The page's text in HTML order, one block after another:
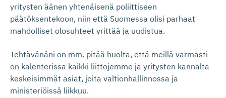
yritysten äänen yhtenäisenä poliittiseen
päätöksentekoon, niin että Suomessa olisi parhaat
mahdolliset olosuhteet yrittää ja uudistua.
Tehtävänäni on mm. pitää huolta, että meillä varmasti
on kalenterissa kaikki liittojemme ja yritysten kannalta
keskeisimmät asiat, joita valtionhallinnossa ja
ministeriöissä liikkuu.